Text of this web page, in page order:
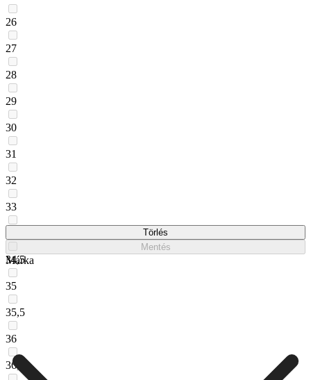
26
27
28
29
30
31
32
33
34,5
35
35,5
36
36,5
Törlés
Mentés
Márka